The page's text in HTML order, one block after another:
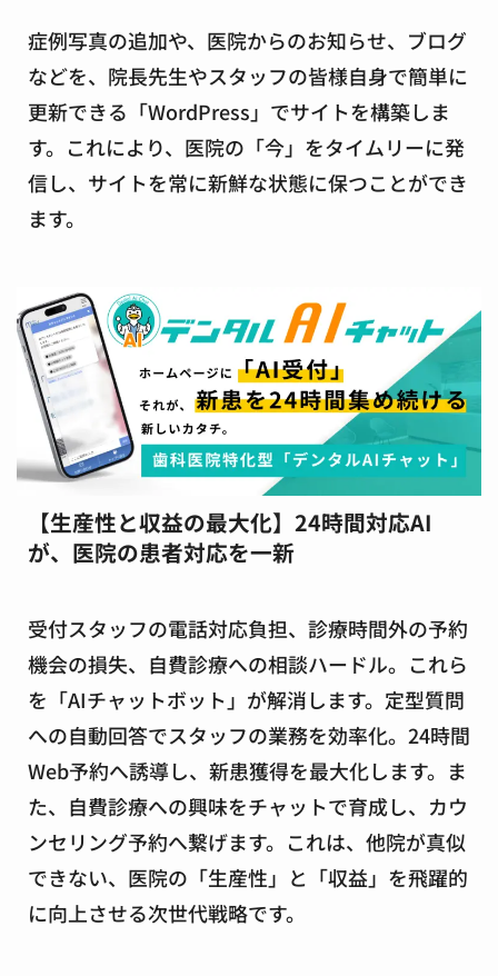
症例写真の追加や、医院からのお知らせ、ブログ
などを、院長先生やスタッフの皆様自身で簡単に
更新できる「WordPress」でサイトを構築しま
す。これにより、医院の「今」をタイムリーに発
信し、サイトを常に新鮮な状態に保つことができ
ます。
【生産性と収益の最大化】24時間対応AI
が、医院の患者対応を一新
受付スタッフの電話対応負担、診療時間外の予約
機会の損失、自費診療への相談ハードル。これら
を 「AIチャットボット」 が解消します。定型質問
への自動回答でスタッフの業務を効率化。24時間
Web予約へ誘導し、新患獲得を最大化します。ま
た、自費診療への興味をチャットで育成し、カウ
ンセリング予約へ繋げます。これは、他院が真似
できない、 医院の「生産性」と「収益」を飛躍的
に向上させる次世代戦略です。